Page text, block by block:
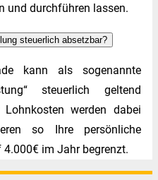
und durchführen lassen.
steuerlich absetzbar?
kann als sogenannte
steuerlich geltend
werden dabei
so Ihre persönliche
im Jahr begrenzt.